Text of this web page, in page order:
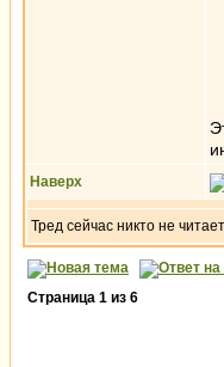
Наверх
Тред сейчас никто не
Страница 1 из 6